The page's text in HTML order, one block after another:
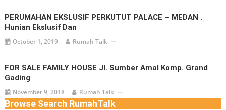
PERUMAHAN EKSLUSIF PERKUTUT PALACE – MEDAN .
Hunian Ekslusif Dan
October 1, 2019 Rumah Talk
FOR SALE FAMILY HOUSE Jl. Sumber Amal Komp. Grand
Gading
November 9, 2018 Rumah Talk
Browse Search RumahTalk